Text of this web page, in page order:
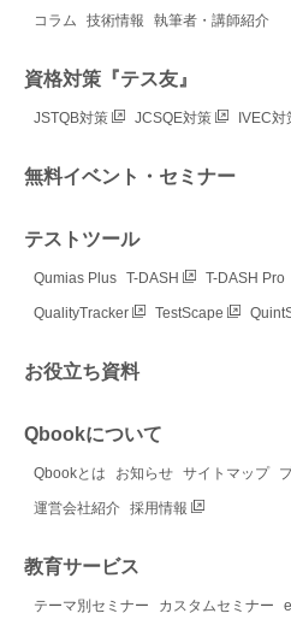
コラム 技術情報 執筆者・講師紹介
資格対策『テス友』
JSTQB対策 JCSQE対策 IVEC対
無料イベント・セミナー
テストツール
Qumias Plus T-DASH T-DASH Pro
QualityTracker TestScape
お役立ち資料
Qbookについて
Qbookとは お知らせ サイトマップ
運営会社紹介 採用情報
教育サービス
テーマ別セミナー カスタムセミナー